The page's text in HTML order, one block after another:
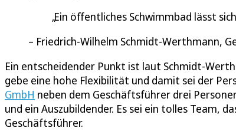
Ein öffentliches Schwimmbad lässt
Friedrich-Wilhelm Schmidt-Werthmann,
Ein entscheidender Punkt ist laut Schmidt-
gebe eine hohe Flexibilität und damit sei der
GmbH neben dem Geschäftsführer drei
und ein Auszubildender. Es sei ein tolles Team,
Geschäftsführer.